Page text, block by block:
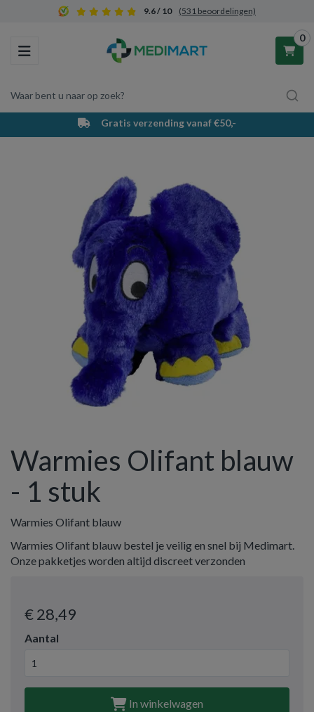
9.6 / 10 (531 beoordelingen)
Toggle navigation
Waar bent u naar op zoek?
0
Winkelwagen
Uw winkelwagen is leeg.
Vul hem met producten.
Gratis verzending vanaf €50,-
Warmies Olifant blauw
- 1 stuk
Warmies Olifant blauw
Warmies Olifant blauw bestel je veilig en snel bij Medimart.
Onze pakketjes worden altijd discreet verzonden
€ 28,49
Aantal
In winkelwagen